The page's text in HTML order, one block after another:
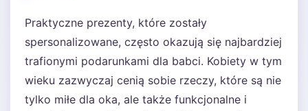
Praktyczne prezenty, które zostały
spersonalizowane, często okazują się najbardziej
trafionymi podarunkami dla babci. Kobiety w tym
wieku zazwyczaj cenią sobie rzeczy, które są nie
tylko miłe dla oka, ale także funkcjonalne i